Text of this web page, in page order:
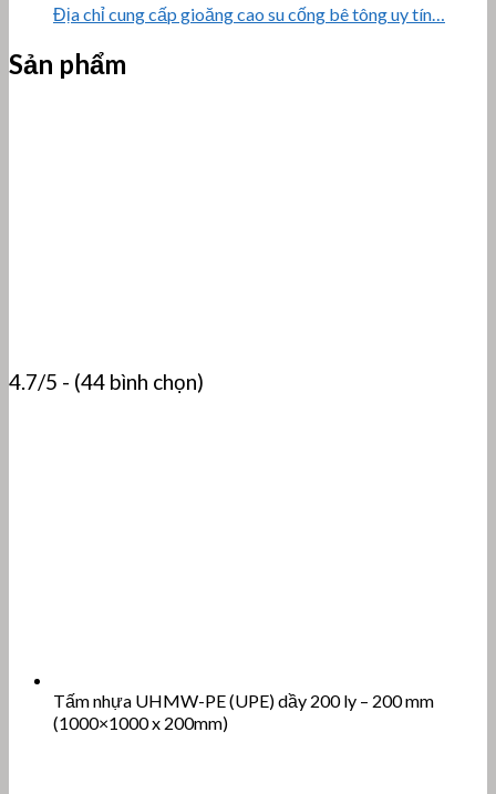
Địa chỉ cung cấp gioăng cao su cống bê tông uy tín…
Sản phẩm
4.7/5 - (44 bình chọn)
Tấm nhựa UHMW-PE (UPE) dầy 200 ly – 200 mm
(1000×1000 x 200mm)